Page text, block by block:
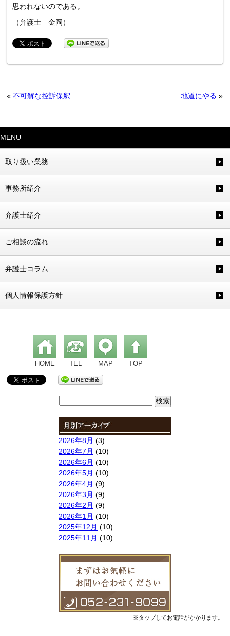
思われないのである。
（弁護士 金岡）
«不可解な控訴保釈 地道にやる »
MENU
取り扱い業務
事務所紹介
弁護士紹介
ご相談の流れ
弁護士コラム
個人情報保護方針
HOME TEL MAP TOP
2026年8月 (3)
2026年7月 (10)
2026年6月 (10)
2026年5月 (10)
2026年4月 (9)
2026年3月 (9)
2026年2月 (9)
2026年1月 (10)
2025年12月 (10)
2025年11月 (10)
2025年8月(9)
2025年7月(10)
2025年6月(10)
2025年5月(10)
2025年4月(10)
※タップしてお電話がかかります。